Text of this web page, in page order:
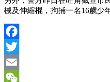
械及伸縮棍，拘捕一名16歲少
Facebook
Twitter
Email